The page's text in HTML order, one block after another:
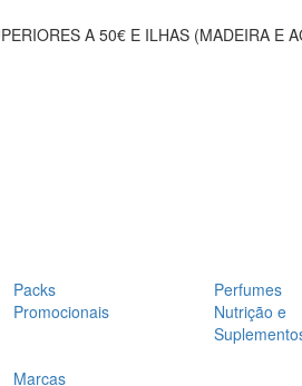
A 50€ E ILHAS (MADEIRA E
Packs
Promocionais
Perfumes
Nutrição e
Marcas